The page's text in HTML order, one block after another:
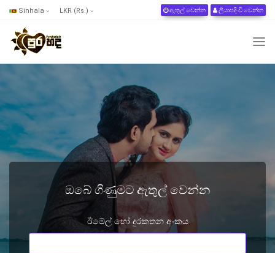
Sinhala LKR (Rs.) ඇතුල් වෙන්න ලියාපදිංචි වෙන්න
ඔබේ ගිණුමට ඇතුල් වෙන්න
ඊමේල් හෝ දුරකතන අංකය